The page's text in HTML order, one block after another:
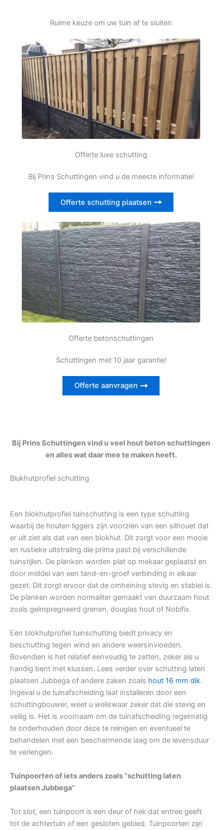
Ruime keuze om uw tuin af te sluiten
Offerte luxe schutting
Bij Prins Schuttingen vind u de meeste informatie!
Offerte schutting plaatsen
Offerte betonschuttingen
Schuttingen met 10 jaar garantie!
Offerte aanvragen
Bij Prins Schuttingen vind u veel hout beton schuttingen
en alles wat daar mee te maken heeft.
Blukhutprofiel schutting
Een blokhutprofiel tuinschutting is een type schutting
waarbij de houten liggers zijn voorzien van een silhouet dat
er uit ziet als dat van een blokhut. Dit zorgt voor een mooie
en rustieke uitstraling die prima past bij verschillende
tuinstijlen. De planken worden plat op mekaar geplaatst en
door middel van een tand-en-groef verbinding in elkaar
gezet. Dit zorgt ervoor dat de omheining stevig en stabiel is.
De planken worden normaliter gemaakt van duurzaam hout
zoals geïmpregneerd grenen, douglas hout of Nobifix.
Een blokhutprofiel tuinschutting biedt privacy en
beschutting tegen wind en andere weersinvloeden.
Bovendien is het relatief eenvoudig te zetten, zeker als u
handig bent met klussen. Lees verder over schutting laten
plaatsen Jubbega of andere zaken zoals hout 16 mm dik.
Ingeval u de tuinafscheiding laat installeren door een
schuttingbouwer, weet u weliswaar zeker dat die stevig en
veilig is. Het is voornaam om de tuinafscheiding regelmatig
te onderhouden door deze te reinigen en eventueel te
behandelen met een beschermende laag om de levensduur
te verlengen.
Tuinpoorten of iets anders zoals “schutting laten
plaatsen Jubbega”
Tot slot, een tuinpoort is een deur of hek dat entree geeft
tot de achtertuin of een gesloten gebied. Tuinpoorten zijn